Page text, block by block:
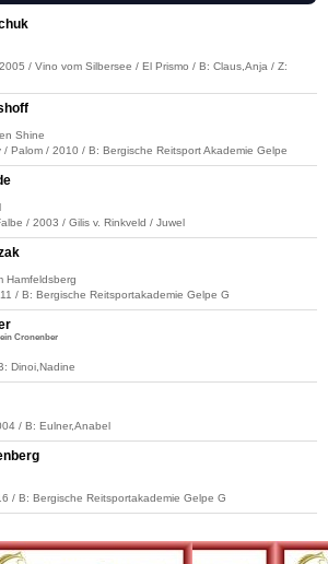
/ Vino vom Silbersee / El Prismo / B: Claus,Anja / Z:
Shine
/ Palom / 2010 / B: Bergische Reitsport Akademie Gelpe
/ 2003 / Gilis v. Rinkveld / Juwel
Hamfeldsberg
/ B: Bergische Reitsportakademie Gelpe G
Cronenber
Dinoi,Nadine
/ B: Eulner,Anabel
/ B: Bergische Reitsportakademie Gelpe G